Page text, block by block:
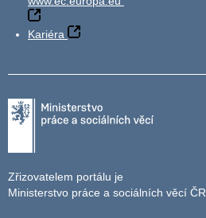
Kariéra
Zřizovatelem portálu je
Ministerstvo práce a sociálních věcí ČR